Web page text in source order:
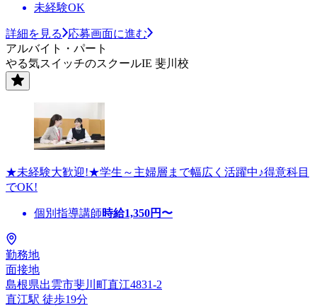
未経験OK
詳細を見る
応募画面に進む
アルバイト・パート
やる気スイッチのスクールIE 斐川校
★未経験大歓迎!★学生～主婦層まで幅広く活躍中♪得意科目
でOK!
個別指導講師時給1,350円〜
勤務地
面接地
島根県出雲市斐川町直江4831-2
直江駅 徒歩19分